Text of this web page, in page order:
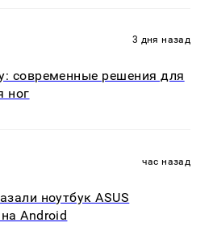
3 дня назад
современные решения для
ног
час назад
ноутбук ASUS
Android